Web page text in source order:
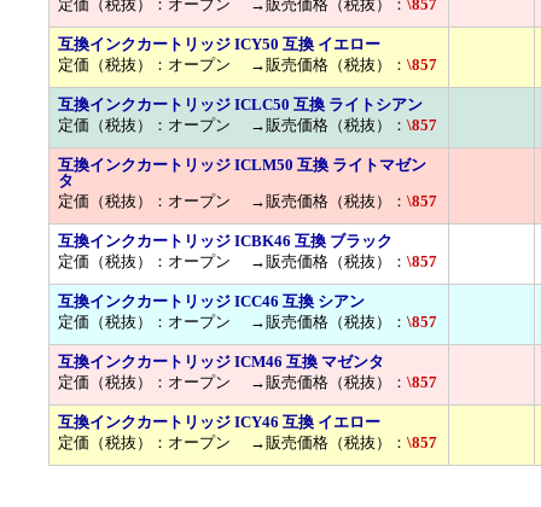
定価（税抜）：オープン →販売価格（税抜）： \857
互換インクカートリッジ ICY50 互換 イエロー
定価（税抜）：オープン →販売価格（税抜）： \857
互換インクカートリッジ ICLC50 互換 ライトシアン
定価（税抜）：オープン →販売価格（税抜）： \857
互換インクカートリッジ ICLM50 互換 ライトマゼン
タ
定価（税抜）：オープン →販売価格（税抜）： \857
互換インクカートリッジ ICBK46 互換 ブラック
定価（税抜）：オープン →販売価格（税抜）： \857
互換インクカートリッジ ICC46 互換 シアン
定価（税抜）：オープン →販売価格（税抜）： \857
互換インクカートリッジ ICM46 互換 マゼンタ
定価（税抜）：オープン →販売価格（税抜）： \857
互換インクカートリッジ ICY46 互換 イエロー
定価（税抜）：オープン →販売価格（税抜）： \857